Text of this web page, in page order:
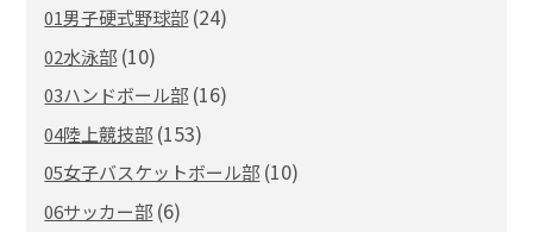
01男子硬式野球部 (24)
02水泳部 (10)
03ハンドボール部 (16)
04陸上競技部 (153)
05女子バスケットボール部 (10)
06サッカー部 (6)